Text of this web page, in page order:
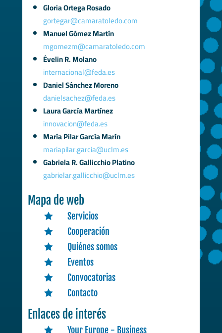
Gloria Ortega Rosado
gortegar@camaratoledo.com
Manuel Gómez Martín
mgomezm@camaratoledo.com
Évelin R. Molano
internacional@feda.es
Daniel Sánchez Moreno
danielsachez@feda.es
Laura García Martínez
innovacion@feda.es
María Pilar García Marín
mariapilar.garcia@uclm.es
Gabriela R. Gallicchio Platino
gabrielar.gallicchio@uclm.es
Mapa de web
 Servicios
 Cooperación
 Quiénes somos
 Eventos
 Convocatorias
 Contacto
Enlaces de interés
 Your Europe - Business